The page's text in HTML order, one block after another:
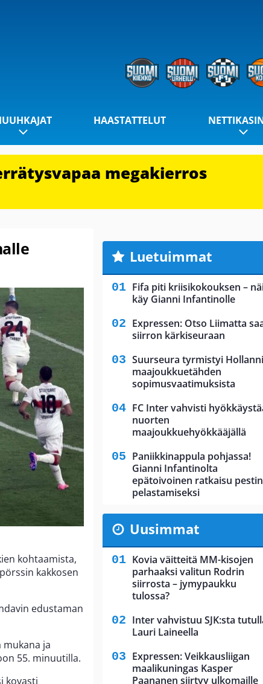
HAASTATTELUT
megakierros
kohtaamista,
kakkosen
edustaman
ja
55. minuutilla.
kovasti
Luetuimmat
Fifa piti kriisikokouksen –
käy Gianni Infantinolle
Expressen: Otso Liimatta
siirron kärkiseuraan
Suurseura tyrmistyi
maajoukkuetähden
sopimusvaatimuksista
FC Inter vahvisti
nuorten
maajoukkuehyökkääjällä
Paniikkinappula pohjassa!
Gianni Infantinolta
epätoivoinen ratkaisu
pelastamiseksi
Uusimmat
Kovia väitteitä MM-kisojen
parhaaksi valitun Rodrin
siirrosta – jymypaukku
tulossa?
Inter vahvistuu SJK:sta
Lauri Laineella
Expressen: Veikkausliigan
maalikuningas Kasper
Paananen siirtyy ulkomaille